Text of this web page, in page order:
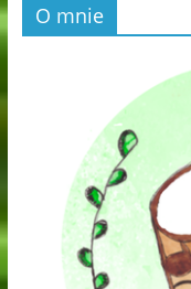
O mnie